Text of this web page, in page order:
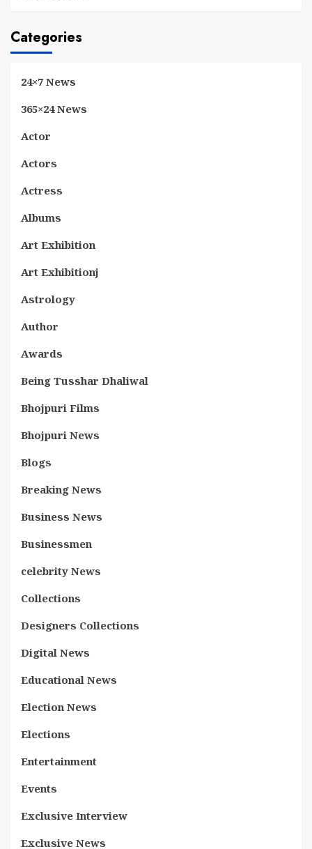
Categories
24×7 News
365×24 News
Actor
Actors
Actress
Albums
Art Exhibition
Art Exhibitionj
Astrology
Author
Awards
Being Tusshar Dhaliwal
Bhojpuri Films
Bhojpuri News
Blogs
Breaking News
Business News
Businessmen
celebrity News
Collections
Designers Collections
Digital News
Educational News
Election News
Elections
Entertainment
Events
Exclusive Interview
Exclusive News